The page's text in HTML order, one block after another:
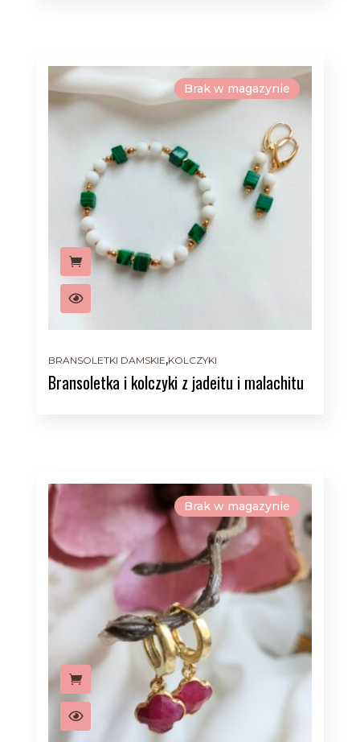
Brak w magazynie
BRANSOLETKI DAMSKIE,KOLCZYKI
Bransoletka i kolczyki z jadeitu i malachitu
Brak w magazynie